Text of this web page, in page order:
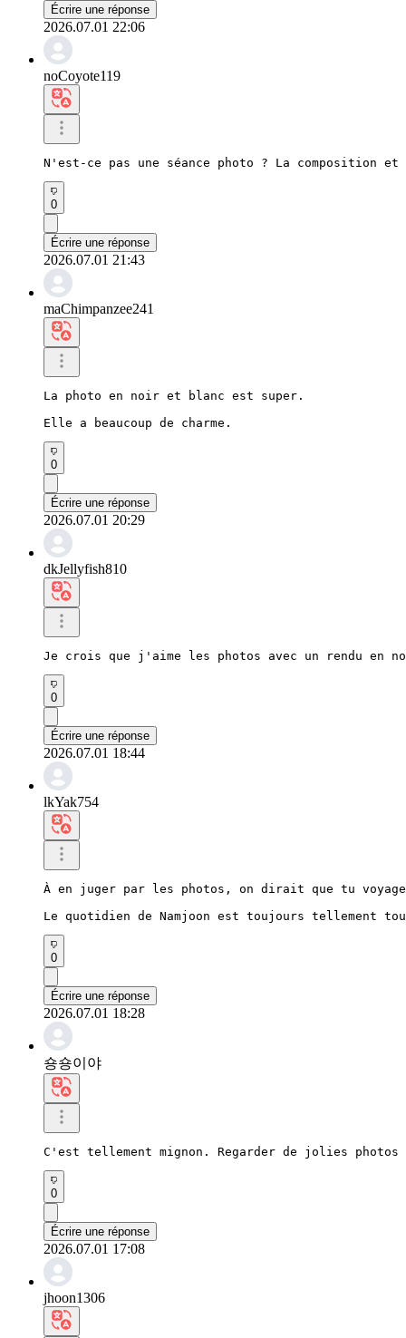
Écrire une réponse
2026.07.01 22:06
noCoyote119
N'est-ce pas une séance photo ? La composition
0
Écrire une réponse
2026.07.01 21:43
maChimpanzee241
La photo en noir et blanc est super.
Elle a beaucoup de charme.
0
Écrire une réponse
2026.07.01 20:29
dkJellyfish810
Je crois que j'aime les photos avec un rendu en
0
Écrire une réponse
2026.07.01 18:44
lkYak754
À en juger par les photos, on dirait que tu
Le quotidien de Namjoon est toujours tellement
0
Écrire une réponse
2026.07.01 18:28
숑숑이야
C'est tellement mignon. Regarder de jolies
0
Écrire une réponse
2026.07.01 17:08
jhoon1306